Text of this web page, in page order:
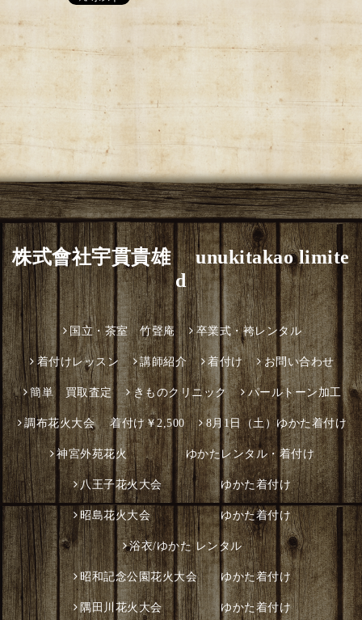
株式會社宇貫貴雄 unukitakao limite
d
国立・茶室 竹聲庵 卒業式・袴レンタル
着付けレッスン 講師紹介 着付け お問い合わせ
簡単 買取査定 きものクリニック パールトーン加工
調布花火大会 着付け￥2,500 8月1日（土）ゆかた着付け
神宮外苑花火 ゆかたレンタル・着付け
八王子花火大会 ゆかた着付け
昭島花火大会 ゆかた着付け
浴衣/ゆかた レンタル
昭和記念公園花火大会 ゆかた着付け
隅田川花火大会 ゆかた着付け